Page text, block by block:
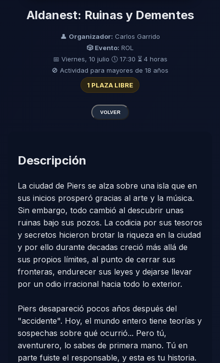
Aldanest: Ruinas y Dementes
👤 Organizador: Carlos Garrido
🎲 Evento: ROL
📅 Viernes, 10 julio 🕔 17:30 ⏳ 4 horas
🚫 Actividad para mayores de 18 años
1 PLAZA LIBRE
VOLVER
Descripción
La ciudad de Piers se alza sobre una isla que en
sus inicios prosperó gracias al arte y la música.
Sin embargo, todo cambió al descubrir unas
ruinas bajo sus pozos. La codicia por sus tesoros
y secretos hicieron brotar la riqueza en la ciudad
y por ello durante decadas creció más allá de
sus propios límites, al punto de cerrar sus
fronteras, endurecer sus leyes y dejarse llevar
por un odio irracional hacia todo lo exterior.
Piers desapareció pocos años después del
"accidente". Hoy, el mundo entero tiene teorías y
sospechas sobre qué ocurrió... Pero tú,
aventurero, lo sabes de primera mano. Tú en
parte fuiste el responsable, y esta es tu historia.